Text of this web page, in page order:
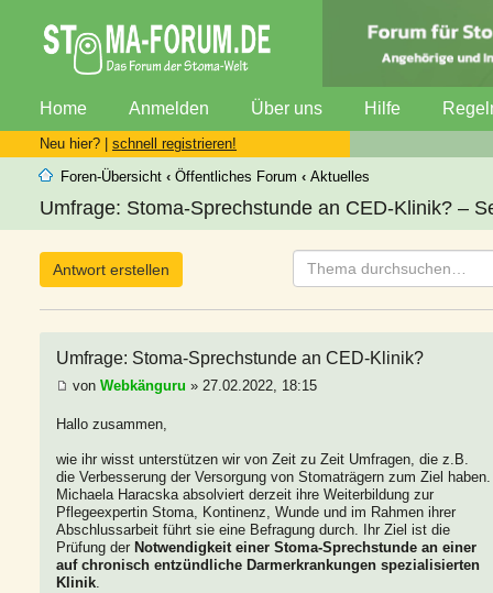
Home Anmelden Über uns Hilfe
Neu hier? | schnell registrieren!
Foren-Übersicht ‹ Öffentliches Forum ‹ Aktuelles
Umfrage: Stoma-Sprechstunde an CED-Klinik? –
Antwort erstellen
Umfrage: Stoma-Sprechstunde an CED-Klinik?
von Webkänguru » 27.02.2022, 18:15
Hallo zusammen,
wie ihr wisst unterstützen wir von Zeit zu Zeit Umfragen, die z.B.
die Verbesserung der Versorgung von Stomaträgern zum Ziel haben.
Michaela Haracska absolviert derzeit ihre Weiterbildung zur
Pflegeexpertin Stoma, Kontinenz, Wunde und im Rahmen ihrer
Abschlussarbeit führt sie eine Befragung durch. Ihr Ziel ist die
Prüfung der Notwendigkeit einer Stoma-Sprechstunde an einer
auf chronisch entzündliche Darmerkrankungen spezialisierten
Klinik.